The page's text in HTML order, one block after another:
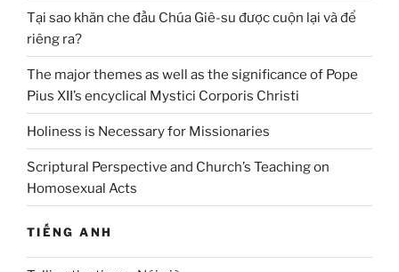
Tại sao khăn che đầu Chúa Giê-su được cuộn lại và để
riêng ra?
The major themes as well as the significance of Pope
Pius XII’s encyclical Mystici Corporis Christi
Holiness is Necessary for Missionaries
Scriptural Perspective and Church’s Teaching on
Homosexual Acts
TIẾNG ANH